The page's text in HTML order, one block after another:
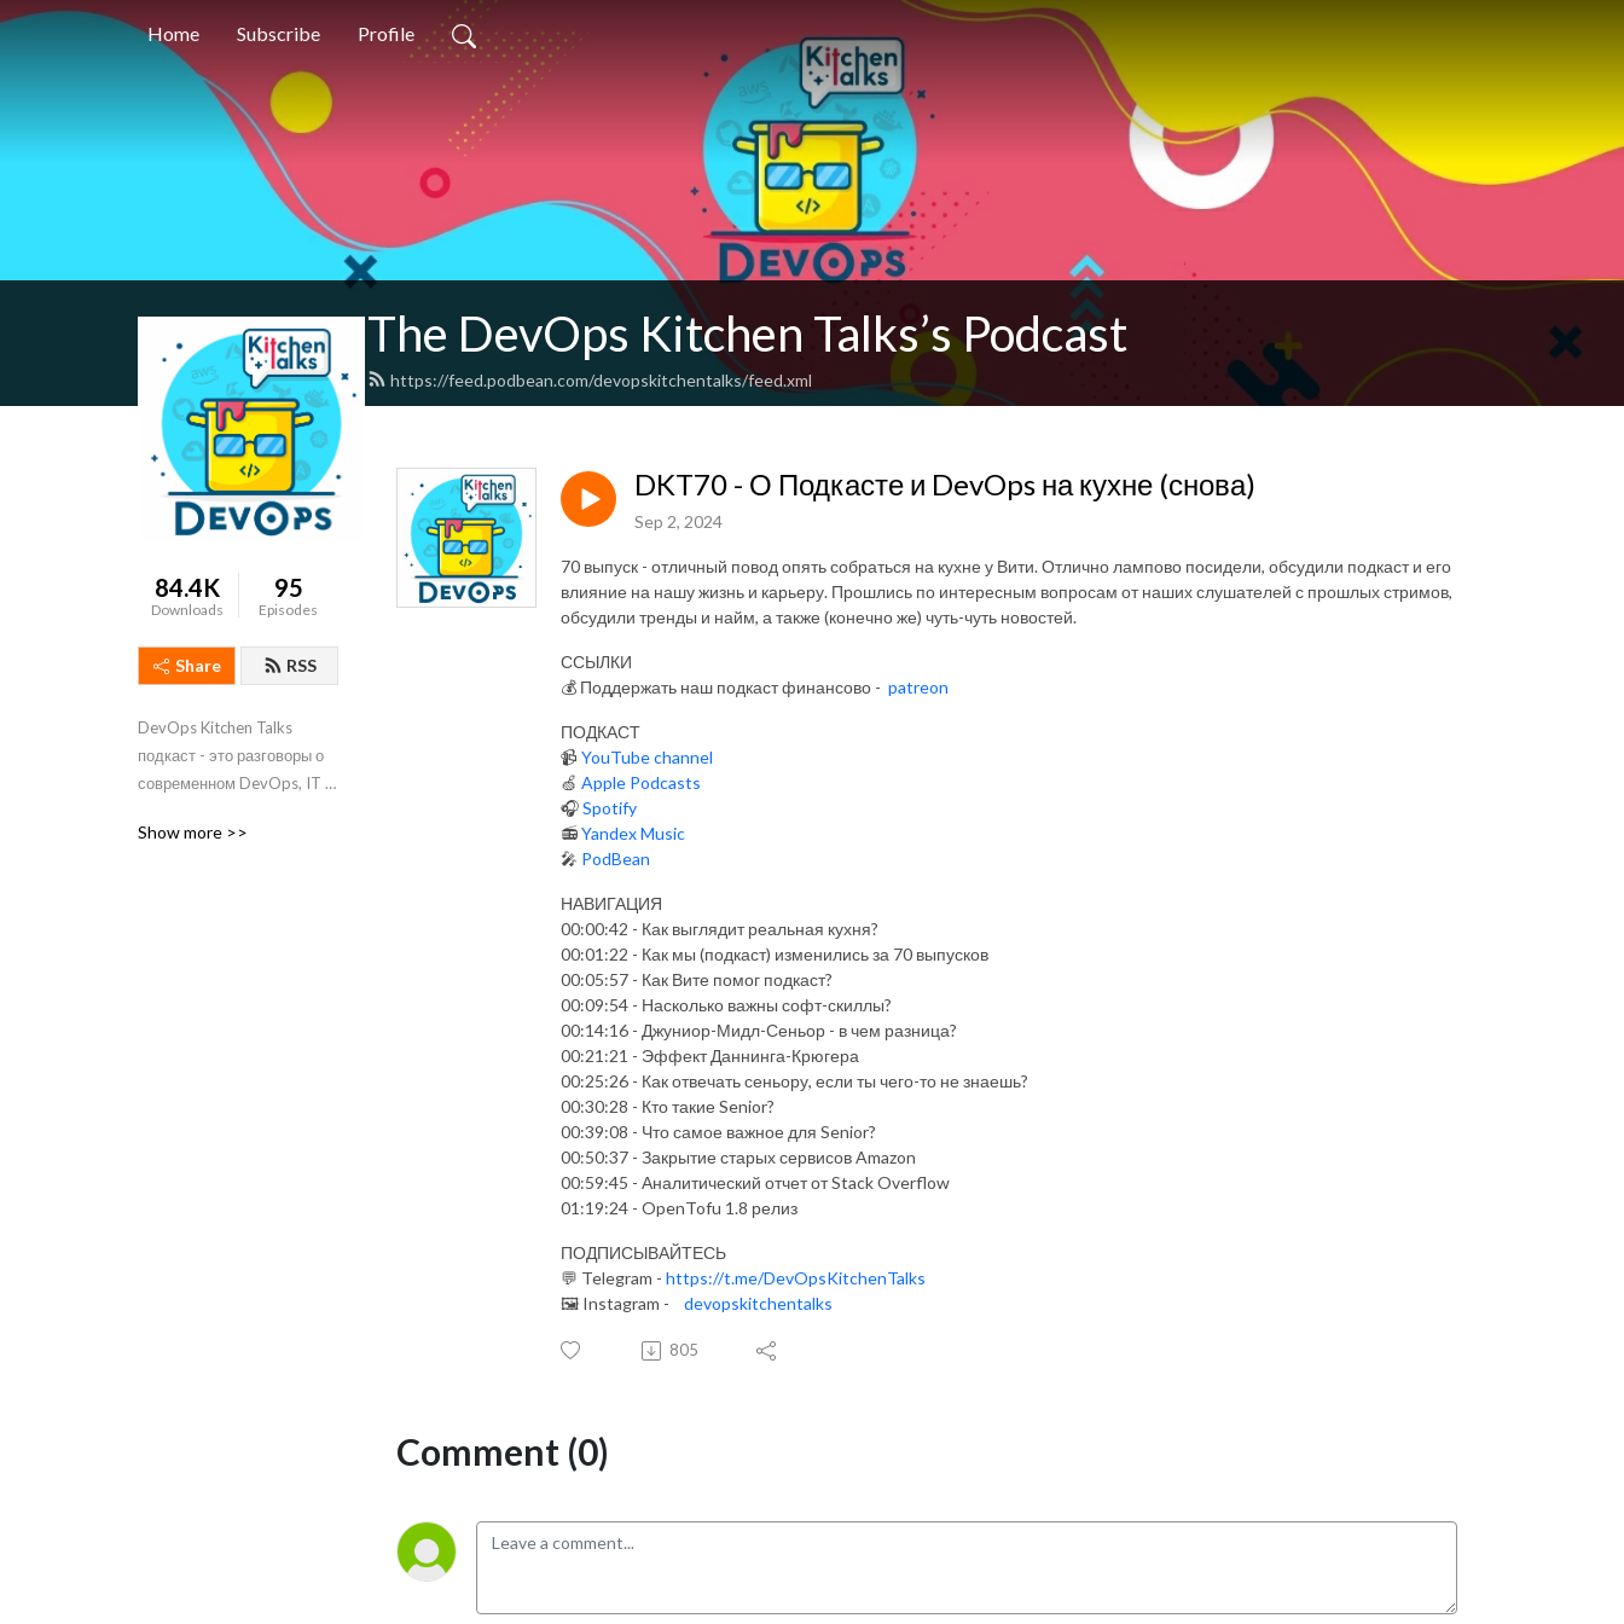
Home Subscribe Profile
The DevOps Kitchen Talks’s Podcast
https://feed.podbean.com/devopskitchentalks/feed.xml
84.4K
Downloads
95
Episodes
Share RSS
DevOps Kitchen Talks
подкаст - это разговоры о
современном DevOps, IT и
Show more >>
DKT70 - О Подкасте и DevOps на кухне (снова)
Sep 2, 2024
70 выпуск - отличный повод опять собраться на кухне у Вити. Отлично лампово посидели, обсудили подкаст и его
влияние на нашу жизнь и карьеру. Прошлись по интересным вопросам от наших слушателей с прошлых стримов,
обсудили тренды и найм, а также (конечно же) чуть-чуть новостей.
ССЫЛКИ
💰 Поддержать наш подкаст финансово - patreon
ПОДКАСТ
📹 YouTube channel
🍏 Apple Podcasts
🎧Spotify
📻Yandex Music
🎤 PodBean
НАВИГАЦИЯ
00:00:42 - Как выглядит реальная кухня?
00:01:22 - Как мы (подкаст) изменились за 70 выпусков
00:05:57 - Как Вите помог подкаст?
00:09:54 - Насколько важны софт-скиллы?
00:14:16 - Джуниор-Мидл-Сеньор - в чем разница?
00:21:21 - Эффект Даннинга-Крюгера
00:25:26 - Как отвечать сеньору, если ты чего-то не знаешь?
00:30:28 - Кто такие Senior?
00:39:08 - Что самое важное для Senior?
00:50:37 - Закрытие старых сервисов Amazon
00:59:45 - Аналитический отчет от Stack Overflow
01:19:24 - OpenTofu 1.8 релиз
ПОДПИСЫВАЙТЕСЬ
💬 Telegram - https://t.me/DevOpsKitchenTalks
🖼️ Instagram - devopskitchentalks
805
Comment (0)